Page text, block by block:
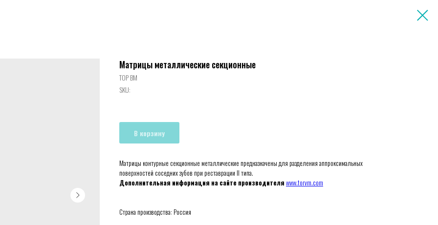
Матрицы металлические секционные
ТОР ВМ
SKU:
В корзину
Матрицы контурные секционные металлические предназначены для разделения аппроксимальных
поверхностей соседних зубов при реставрации II типа.
Дополнительная информация на сайте производителя www.torvm.com
Страна производства: Россия